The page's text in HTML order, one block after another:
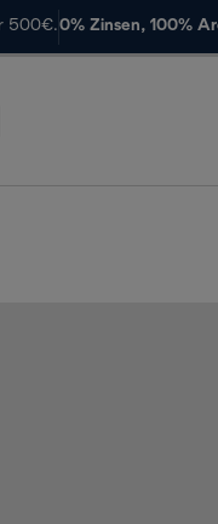
500€.0% Zinsen, 100%